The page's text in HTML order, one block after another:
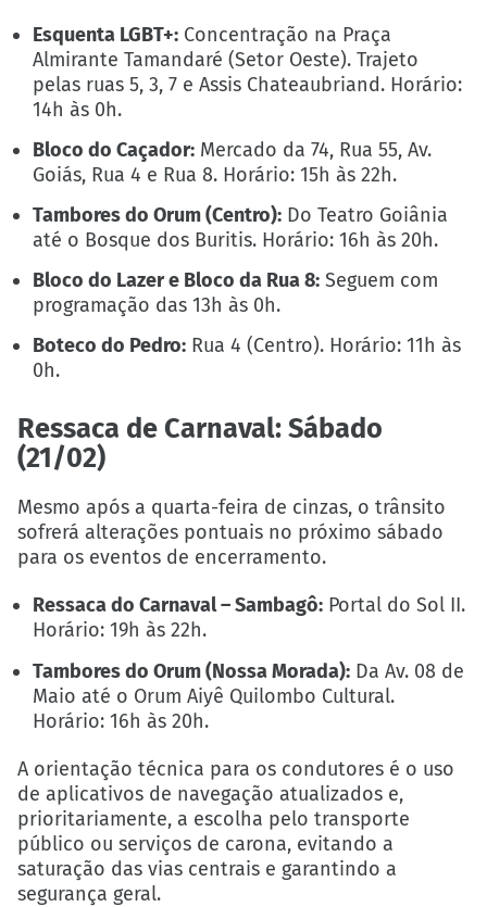
Esquenta LGBT+: Concentração na Praça
Almirante Tamandaré (Setor Oeste). Trajeto
pelas ruas 5, 3, 7 e Assis Chateaubriand. Horário:
14h às 0h.
Bloco do Caçador: Mercado da 74, Rua 55, Av.
Goiás, Rua 4 e Rua 8. Horário: 15h às 22h.
Tambores do Orum (Centro): Do Teatro Goiânia
até o Bosque dos Buritis. Horário: 16h às 20h.
Bloco do Lazer e Bloco da Rua 8: Seguem com
programação das 13h às 0h.
Boteco do Pedro: Rua 4 (Centro). Horário: 11h às
0h.
Ressaca de Carnaval: Sábado
(21/02)
Mesmo após a quarta-feira de cinzas, o trânsito
sofrerá alterações pontuais no próximo sábado
para os eventos de encerramento.
Ressaca do Carnaval – Sambagô: Portal do Sol II.
Horário: 19h às 22h.
Tambores do Orum (Nossa Morada): Da Av. 08 de
Maio até o Orum Aiyê Quilombo Cultural.
Horário: 16h às 20h.
A orientação técnica para os condutores é o uso
de aplicativos de navegação atualizados e,
prioritariamente, a escolha pelo transporte
público ou serviços de carona, evitando a
saturação das vias centrais e garantindo a
segurança geral.